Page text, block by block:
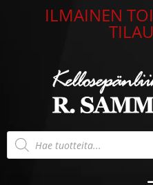
ILMAINEN
Products
search